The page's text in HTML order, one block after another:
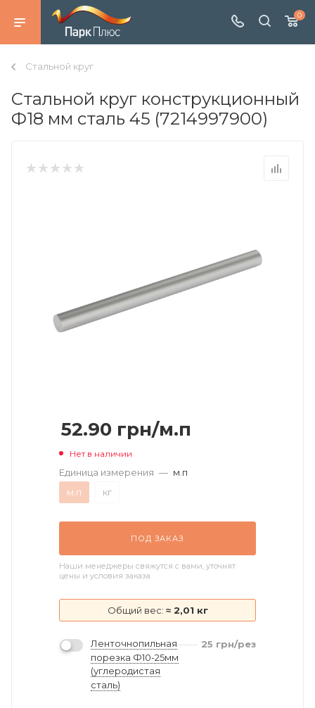
0
Стальной круг
Стальной круг конструкционный
Ф18 мм сталь 45 (7214997900)
52.90 грн/м.п
Нет в наличии
Единица измерения — м.п
м.п
кг
ПОД ЗАКАЗ
Наши менеджеры свяжутся с вами, уточнят
цены и условия заказа
Общий вес: ≈ 2,01 кг
Ленточнопильная
порезка Ф10-25мм
(углеродистая
сталь)
25 грн/рез